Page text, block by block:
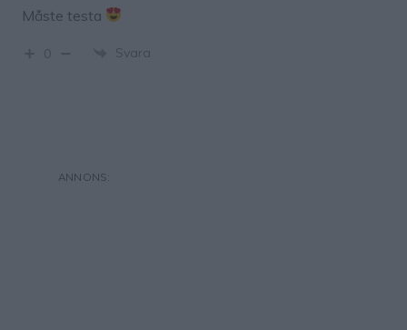
Måste testa
0 Svara